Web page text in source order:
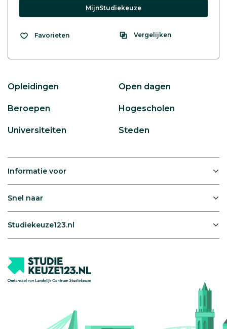
MijnStudiekeuze
Favorieten Vergelijken
Opleidingen Open dagen
Beroepen Hogescholen
Universiteiten Steden
Informatie voor
Snel naar
Studiekeuze123.nl